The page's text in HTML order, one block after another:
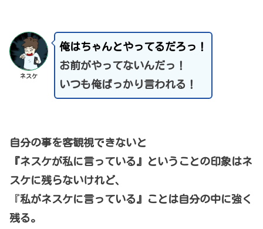
ネスケ
俺はちゃんとやってるだろっ！
お前がやってないんだっ！
いつも俺ばっかり言われる！
自分の事を客観視できないと
『ネスケが私に言っている』ということの印象はネ
スケに残らないけれど、
『私がネスケに言っている』ことは自分の中に強く
残る。